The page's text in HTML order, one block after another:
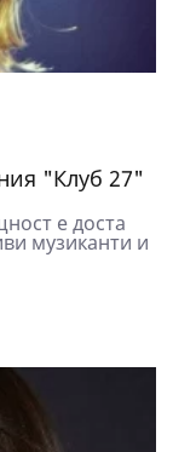
"Клуб 27"
е доста
музиканти и